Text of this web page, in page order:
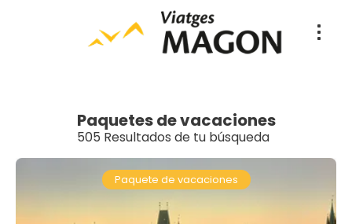
Paquetes de vacaciones
505 Resultados de tu búsqueda
Paquete de vacaciones